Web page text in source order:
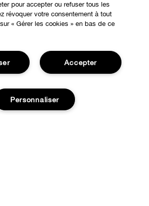
pour accepter ou refuser tous les
révoquer votre consentement à tout
« Gérer les cookies » en bas de ce
Accepter
Personnaliser